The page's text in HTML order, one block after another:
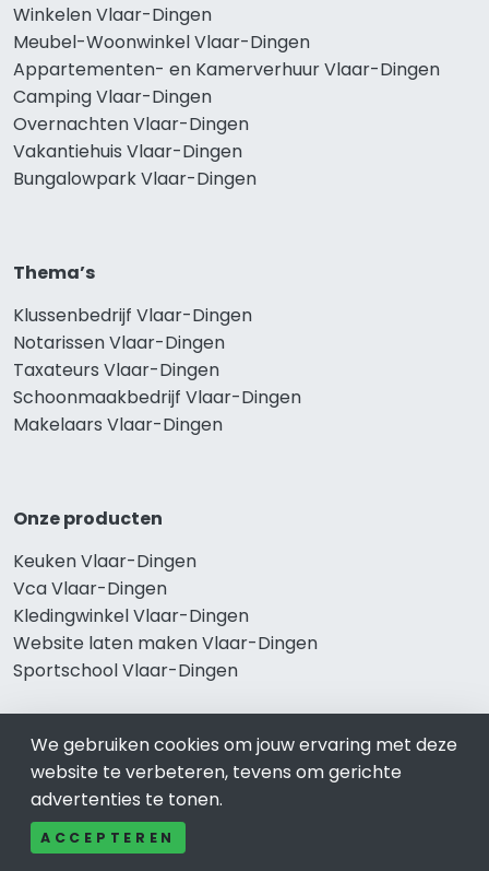
Winkelen Vlaar-Dingen
Meubel-Woonwinkel Vlaar-Dingen
Appartementen- en Kamerverhuur Vlaar-Dingen
Camping Vlaar-Dingen
Overnachten Vlaar-Dingen
Vakantiehuis Vlaar-Dingen
Bungalowpark Vlaar-Dingen
Thema’s
Klussenbedrijf Vlaar-Dingen
Notarissen Vlaar-Dingen
Taxateurs Vlaar-Dingen
Schoonmaakbedrijf Vlaar-Dingen
Makelaars Vlaar-Dingen
Onze producten
Keuken Vlaar-Dingen
Vca Vlaar-Dingen
Kledingwinkel Vlaar-Dingen
Website laten maken Vlaar-Dingen
Sportschool Vlaar-Dingen
Gewaardeerd
Auto-bedrijven Vlaar-Dingen
Auto huren-Autoverhuur Vlaar-Dingen
Banden-Bandenservice Vlaar-Dingen
We gebruiken cookies om jouw ervaring met deze
website te verbeteren, tevens om gerichte
advertenties te tonen.
ACCEPTEREN